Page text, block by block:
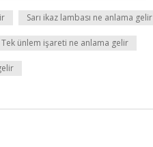
Sarı ikaz lambası ne anlama gelir
Tek ünlem işareti ne anlama gelir